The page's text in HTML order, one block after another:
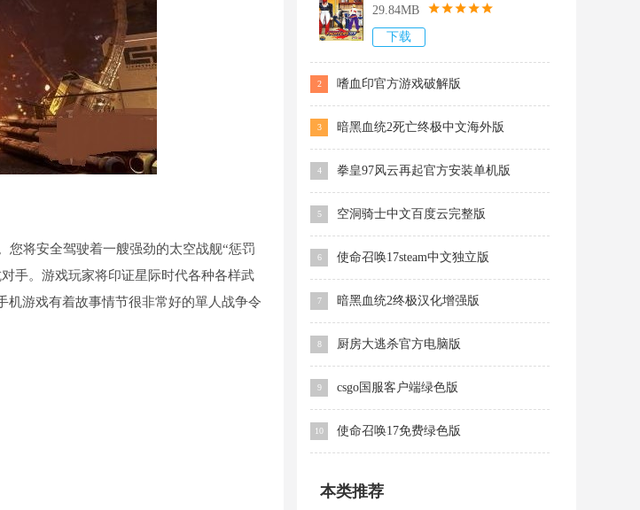
您将安全驾驶着一艘强劲的太空战舰“惩罚
手。游戏玩家将印证星际时代各种各样武
机游戏有着故事情节很非常好的單人战争令
29.84MB
下载
2 嗜血印官方游戏破解版
3 暗黑血统2死亡终极中文海外版
4 拳皇97风云再起官方安装单机版
5 空洞骑士中文百度云完整版
6 使命召唤17steam中文独立版
7 暗黑血统2终极汉化增强版
8 厨房大逃杀官方电脑版
9 csgo国服客户端绿色版
10 使命召唤17免费绿色版
本类推荐